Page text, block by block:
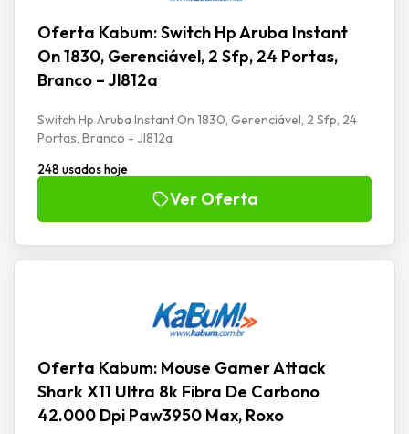
Oferta Kabum: Switch Hp Aruba Instant
On 1830, Gerenciável, 2 Sfp, 24 Portas,
Branco – Jl812a
Switch Hp Aruba Instant On 1830, Gerenciável, 2 Sfp, 24
Portas, Branco - Jl812a
248 usados hoje
Ver Oferta
Oferta Kabum: Mouse Gamer Attack
Shark X11 Ultra 8k Fibra De Carbono
42.000 Dpi Paw3950 Max, Roxo